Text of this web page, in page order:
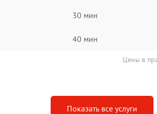
30 мин
40 мин
Цены в
Показать все услуги